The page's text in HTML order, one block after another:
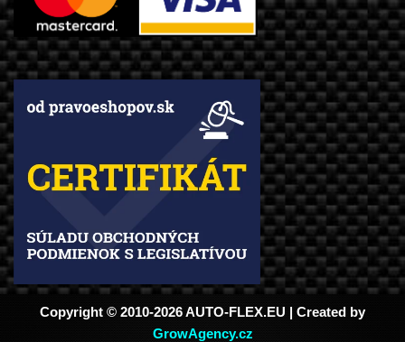
Copyright © 2010-2026 AUTO-FLEX.EU | Created by
GrowAgency.cz